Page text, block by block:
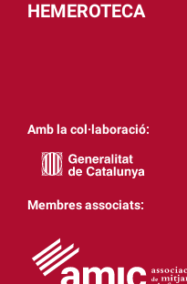
HEMEROTECA
Amb la col·laboració:
Membres associats: